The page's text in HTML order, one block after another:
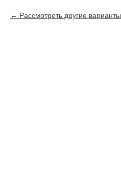
Рассмотреть другие варианты